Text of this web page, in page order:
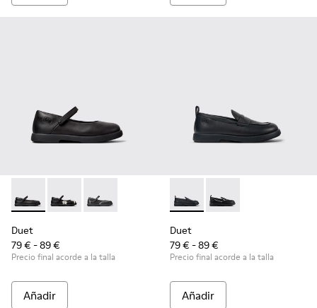
Duet - K800549-003 - Bailarinas de piel negras para niños.
Duet - K800549-006
Duet - K800549-001
Duet
79 € - 89 €
Precio final acorde a la talla
Añadir
Duet - K800609-001 -
Duet - K800609-003
Duet
79 € - 89 €
Precio final acorde a la talla
Añadir